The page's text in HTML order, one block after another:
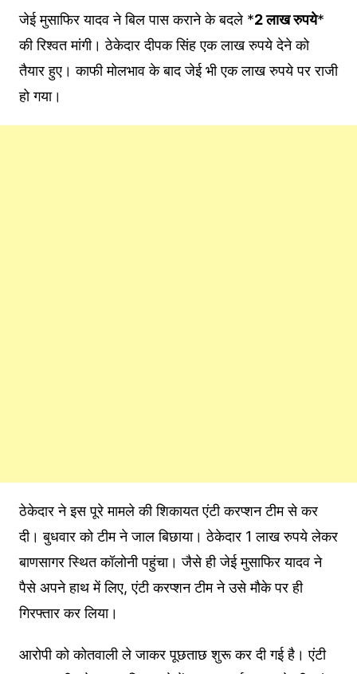
जेई मुसाफिर यादव ने बिल पास कराने के बदले *2 लाख रुपये*
की रिश्वत मांगी। ठेकेदार दीपक सिंह एक लाख रुपये देने को
तैयार हुए। काफी मोलभाव के बाद जेई भी एक लाख रुपये पर राजी
हो गया।
ठेकेदार ने इस पूरे मामले की शिकायत एंटी करप्शन टीम से कर
दी। बुधवार को टीम ने जाल बिछाया। ठेकेदार 1 लाख रुपये लेकर
बाणसागर स्थित कॉलोनी पहुंचा। जैसे ही जेई मुसाफिर यादव ने
पैसे अपने हाथ में लिए, एंटी करप्शन टीम ने उसे मौके पर ही
गिरफ्तार कर लिया।
आरोपी को कोतवाली ले जाकर पूछताछ शुरू कर दी गई है। एंटी